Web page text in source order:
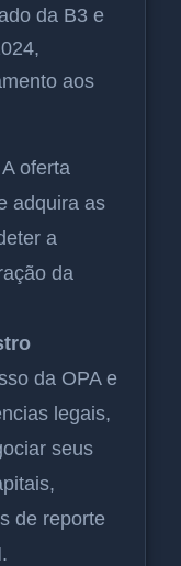
da B3 e
aos
A oferta
adquira as
a
da
da OPA e
legais,
seus
de reporte